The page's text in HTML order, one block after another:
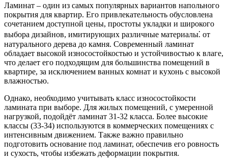
Ламинат – один из самых популярных вариантов напольного
покрытия для квартир. Его привлекательность обусловлена
сочетанием доступной цены, простоты укладки и широкого
выбора дизайнов, имитирующих различные материалы⁚ от
натурального дерева до камня. Современный ламинат
обладает высокой износостойкостью и устойчивостью к влаге,
что делает его подходящим для большинства помещений в
квартире, за исключением ванных комнат и кухонь с высокой
влажностью.
Однако, необходимо учитывать класс износостойкости
ламината при выборе. Для жилых помещений, с умеренной
нагрузкой, подойдёт ламинат 31-32 класса. Более высокие
классы (33-34) используются в коммерческих помещениях с
интенсивным движением. Также важно правильно
подготовить основание под ламинат, обеспечив его ровность
и сухость, чтобы избежать деформации покрытия.